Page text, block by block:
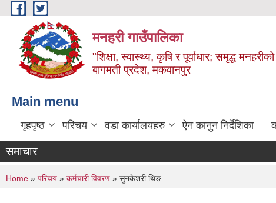
Skip to main content
मनहरी गाउँपालिका
"शिक्षा, स्वास्थ्य, कृषि र पूर्वाधार; समृद्ध
बागमती प्रदेश, मकवानपुर
Main menu
गृहपृष्ठ परिचय वडा कार्यालयहरु ऐन कानुन निर्देशिका
समाचार
You are here
Home » परिचय » कर्मचारी विवरण » सुनकेशरी थिङ